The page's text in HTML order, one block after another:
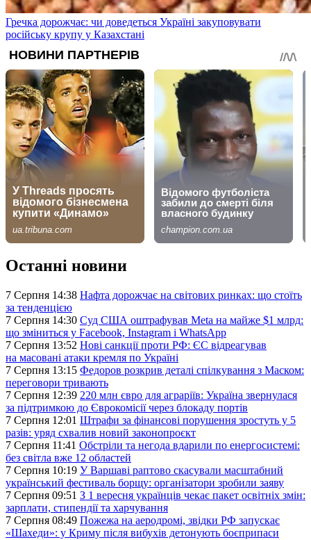
Гречка дорожчає: чи доведеться Україні закуповувати
російську крупу у Казахстані
Останні новини
7 Серпня 14:38 Нафта дорожчає на світових ринках: що стоїть
за тенденцією
7 Серпня 14:30 Суд США оштрафував Meta на майже $1 млрд:
що зміниться у Facebook, Instagram і WhatsApp
7 Серпня 13:52 Нові санкції проти РФ: ЄС відреагував
на масовані атаки кремля по Україні
7 Серпня 13:15 Федоров розкрив деталі спілкування з Маском:
переговори тривають
7 Серпня 12:39 220 млн євро для аграріїв: Україна звернулася
за підтримкою до Єврокомісії через блокаду портів
7 Серпня 12:01 Штрафи за фінансові порушення зростуть у 5
разів: уряд схвалив новий законопроєкт
7 Серпня 11:41 Обстріли та негода вдарили по енергосистемі:
без світла вже 12 областей
7 Серпня 10:19 У Варшаві раптово скасували масштабний
український фестиваль борщу: організатори зробили заяву
7 Серпня 09:51 З 1 вересня українців чекає пакет освітніх змін:
зарплати, стипендії та харчування
7 Серпня 08:49 Пожежа на аеродромі, звідки РФ запускає
«Шахеди»: у Криму після вибухів детонують боєприпаси